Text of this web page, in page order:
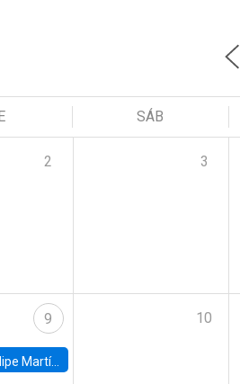
SÁB
2 3
9
alumno Doctorado en Economía UC
10